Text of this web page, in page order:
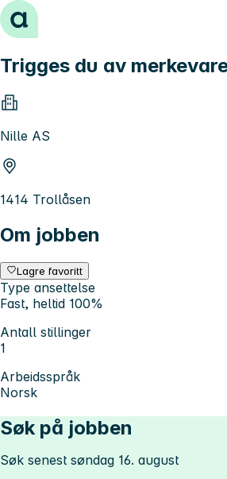
Hopp til innhold
Trigges du av
Nille AS
1414 Trollåsen
Om jobben
Lagre favoritt
Type ansettelse
Fast, heltid 100%
Antall stillinger
1
Arbeidsspråk
Norsk
Søk på jobben
Søk senest søndag 16. august